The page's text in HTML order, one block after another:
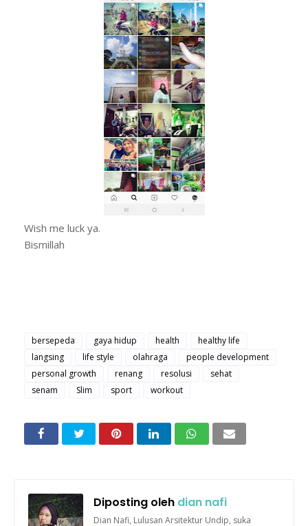
Wish me luck ya.
Bismillah
bersepeda gaya hidup health
healthy life
langsing
life style olahraga
people development
personal growth
renang resolusi
sehat
senam
Slim sport workout
Diposting oleh dian nafi
Dian Nafi, Lulusan Arsitektur Undip, suka